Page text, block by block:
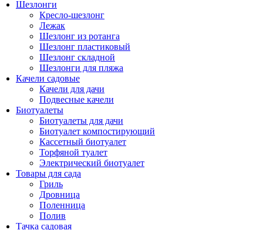
Шезлонги
Кресло-шезлонг
Лежак
Шезлонг из ротанга
Шезлонг пластиковый
Шезлонг складной
Шезлонги для пляжа
Качели садовые
Качели для дачи
Подвесные качели
Биотуалеты
Биотуалеты для дачи
Биотуалет компостирующий
Кассетный биотуалет
Торфяной туалет
Электрический биотуалет
Товары для сада
Гриль
Дровница
Поленница
Полив
Тачка садовая